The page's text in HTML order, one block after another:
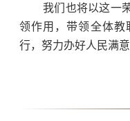
我们也将以这一
领作用，带领全体教
行，努力办好人民满意